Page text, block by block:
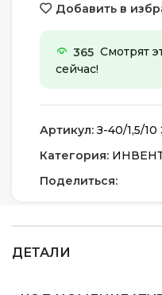
Добавить в
365 Смотрят
сейчас!
Артикул:З-40/1,5/10
Категория:
Поделиться:
ДЕТАЛИ